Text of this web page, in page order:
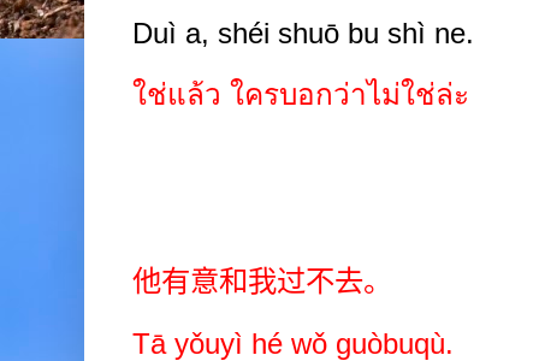
Duì a, shéi shuō bu shì ne.
ใช่แล้ว ใครบอกว่าไม่ใช่ล่ะ
他有意和我过不去。
Tā yǒuyì hé wǒ guòbuqù.